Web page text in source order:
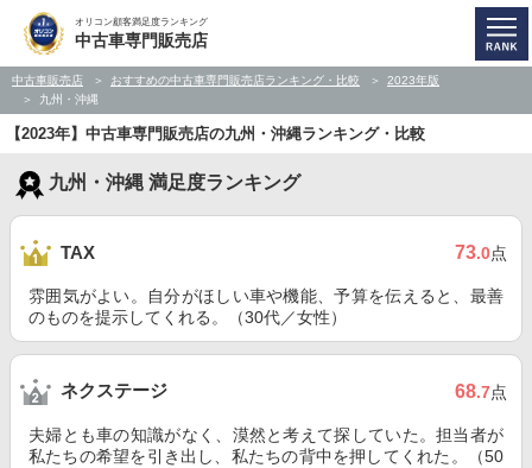
オリコン顧客満足度ランキング
中古車専門販売店
中古車販売店 おすすめの中古車専門販売店ランキング・比較
2023年版
九州・沖縄
【2023年】中古車専門販売店の九州・沖縄ランキング・比較
九州・沖縄 満足度ランキング
TAX 73.0点
雰囲気がよい。自分がほしい車や機能、予算を伝えると、最善
のものを提示してくれる。（30代／女性）
ネクステージ 68.7点
夫婦とも車の知識がなく、漠然と考えて探していた。担当者が
私たちの希望を引き出し、私たちの背中を押してくれた。（50